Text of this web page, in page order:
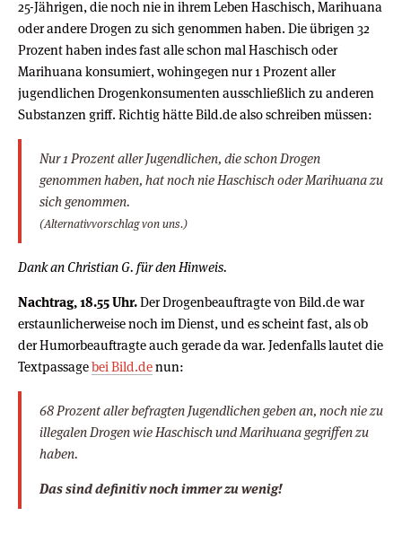
25-Jährigen, die noch nie in ihrem Leben Haschisch, Marihuana
oder andere Drogen zu sich genommen haben. Die übrigen 32
Prozent haben indes fast alle schon mal Haschisch oder
Marihuana konsumiert, wohingegen nur 1 Prozent aller
jugendlichen Drogenkonsumenten ausschließlich zu anderen
Substanzen griff. Richtig hätte Bild.de also schreiben müssen:
Nur 1 Prozent aller Jugendlichen, die schon Drogen
genommen haben, hat noch nie Haschisch oder Marihuana zu
sich genommen.
(Alternativvorschlag von uns.)
Dank an Christian G. für den Hinweis.
Nachtrag, 18.55 Uhr.Der Drogenbeauftragte von Bild.de war
erstaunlicherweise noch im Dienst, und es scheint fast, als ob
der Humorbeauftragte auch gerade da war. Jedenfalls lautet die
Textpassagebei Bild.denun:
68 Prozent aller befragten Jugendlichen geben an, noch nie zu
illegalen Drogen wie Haschisch und Marihuana gegriffen zu
haben.
Das sind definitiv noch immer zu wenig!